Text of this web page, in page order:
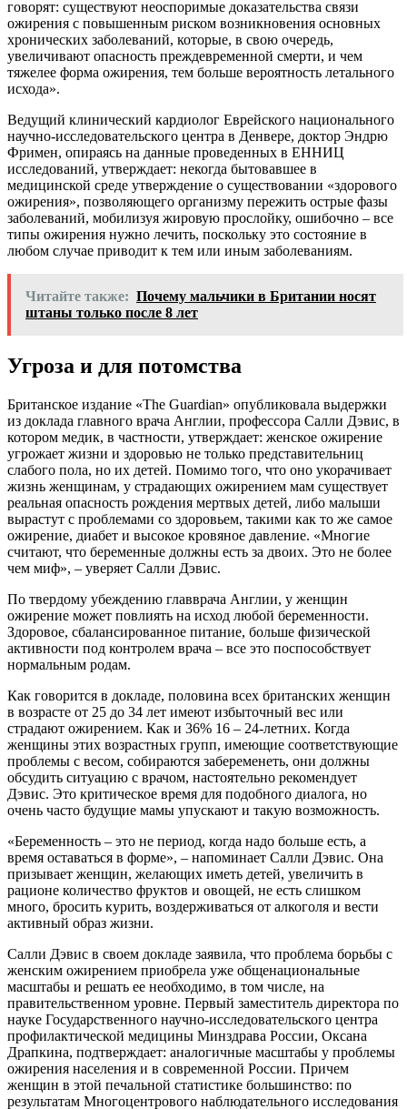
говорят: существуют неоспоримые доказательства связи
ожирения с повышенным риском возникновения основных
хронических заболеваний, которые, в свою очередь,
увеличивают опасность преждевременной смерти, и чем
тяжелее форма ожирения, тем больше вероятность летального
исхода».
Ведущий клинический кардиолог Еврейского национального
научно-исследовательского центра в Денвере, доктор Эндрю
Фримен, опираясь на данные проведенных в ЕННИЦ
исследований, утверждает: некогда бытовавшее в
медицинской среде утверждение о существовании «здорового
ожирения», позволяющего организму пережить острые фазы
заболеваний, мобилизуя жировую прослойку, ошибочно – все
типы ожирения нужно лечить, поскольку это состояние в
любом случае приводит к тем или иным заболеваниям.
Читайте также: Почему мальчики в Британии носят
штаны только после 8 лет
Угроза и для потомства
Британское издание «The Guardian» опубликовала выдержки
из доклада главного врача Англии, профессора Салли Дэвис, в
котором медик, в частности, утверждает: женское ожирение
угрожает жизни и здоровью не только представительниц
слабого пола, но их детей. Помимо того, что оно укорачивает
жизнь женщинам, у страдающих ожирением мам существует
реальная опасность рождения мертвых детей, либо малыши
вырастут с проблемами со здоровьем, такими как то же самое
ожирение, диабет и высокое кровяное давление. «Многие
считают, что беременные должны есть за двоих. Это не более
чем миф», – уверяет Салли Дэвис.
По твердому убеждению главврача Англии, у женщин
ожирение может повлиять на исход любой беременности.
Здоровое, сбалансированное питание, больше физической
активности под контролем врача – все это поспособствует
нормальным родам.
Как говорится в докладе, половина всех британских женщин
в возрасте от 25 до 34 лет имеют избыточный вес или
страдают ожирением. Как и 36% 16 – 24-летних. Когда
женщины этих возрастных групп, имеющие соответствующие
проблемы с весом, собираются забеременеть, они должны
обсудить ситуацию с врачом, настоятельно рекомендует
Дэвис. Это критическое время для подобного диалога, но
очень часто будущие мамы упускают и такую возможность.
«Беременность – это не период, когда надо больше есть, а
время оставаться в форме», – напоминает Салли Дэвис. Она
призывает женщин, желающих иметь детей, увеличить в
рационе количество фруктов и овощей, не есть слишком
много, бросить курить, воздерживаться от алкоголя и вести
активный образ жизни.
Салли Дэвис в своем докладе заявила, что проблема борьбы с
женским ожирением приобрела уже общенациональные
масштабы и решать ее необходимо, в том числе, на
правительственном уровне. Первый заместитель директора по
науке Государственного научно-исследовательского центра
профилактической медицины Минздрава России, Оксана
Драпкина, подтверждает: аналогичные масштабы у проблемы
ожирения населения и в современной России. Причем
женщин в этой печальной статистике большинство: по
результатам Многоцентрового наблюдательного исследования